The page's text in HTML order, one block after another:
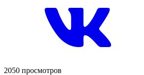
2050 просмотров